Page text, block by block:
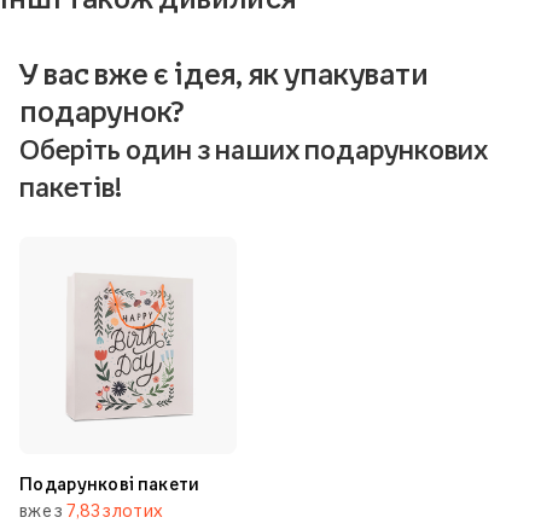
Інші також дивилися
У вас вже є ідея, як упакувати
подарунок?